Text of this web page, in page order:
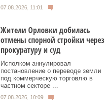
07.08.2026, 11:01
Жители Орловки добилась
отмены спорной стройки через
прокуратуру и суд
Исполком аннулировал
постановление о переводе земли
под коммерческую торговлю в
частном секторе ...
07.08.2026, 10:09